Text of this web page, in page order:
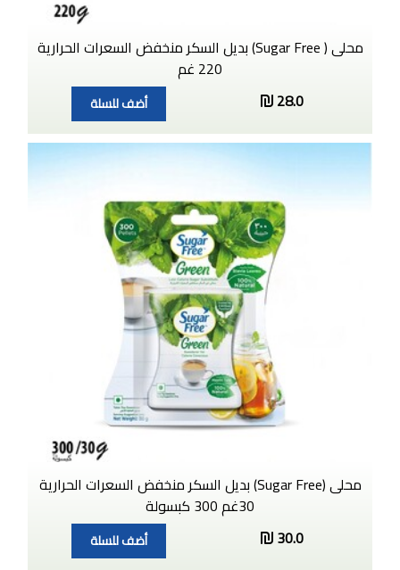
محلى ( Sugar Free) بديل السكر منخفض السعرات الحرارية
220 غم
28.0
أضف للسلة
محلى (Sugar Free) بديل السكر منخفض السعرات الحرارية
30غم 300 كبسولة
30.0
أضف للسلة